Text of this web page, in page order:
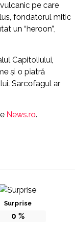
pe care
fondatorul mitic
un “heroon”,
Capitoliului,
şi o piatră
Sarcofagul ar
News.ro.
Surprise
0%